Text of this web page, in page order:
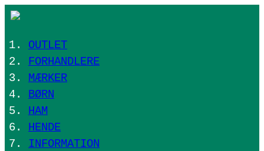
OUTLET
FORHANDLERE
MÆRKER
BØRN
HAM
HENDE
INFORMATION